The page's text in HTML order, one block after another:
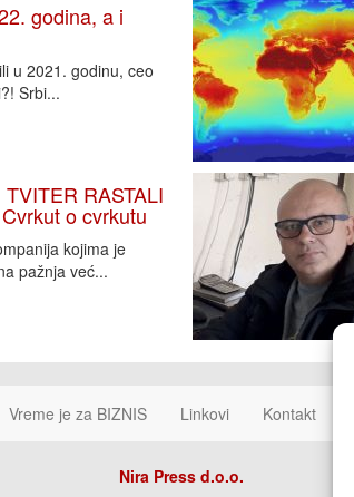
godina, a i
u 2021. godinu, ceo
Srbi...
RASTALI
o cvrkutu
kojima je
pažnja već...
Vreme je za BIZNIS Linkovi Kontakt
Nira Press d.o.o.